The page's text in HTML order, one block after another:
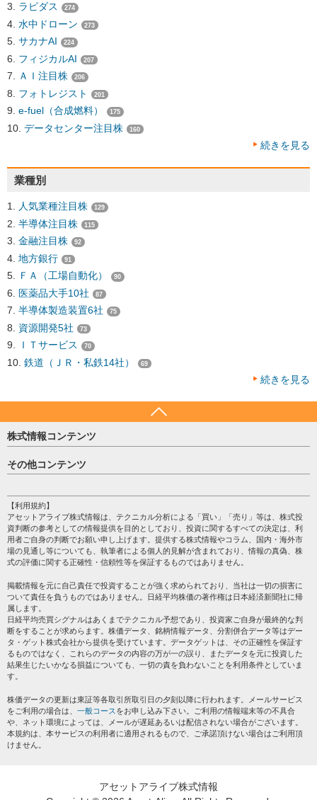
ラピダス 274
水中ドローン 273
サカナAI 224
フィジカルAI 207
ＡＩ注目株 206
フォトレジスト 201
e-fuel（合成燃料） 175
データセンター注目株 160
続きを見る
業種別
人気業種注目株 129
半導体注目株 115
金融注目株 92
地方銀行 91
ＦＡ（工場自動化） 90
医薬品大手10社 87
半導体製造装置6社 75
資源開発5社 73
ＩＴサービス 70
鉄道（ＪＲ・私鉄14社） 69
続きを見る
株式情報コンテンツ
日経平均
売買シグナル
株テーマ情報
海外市況
投資カレンダー
格付け情報
その他コンテンツ
個人情報保護方針
プライバシーポリシー
会社案内
サイトマップ
過去データ
【利用規約】
アセットアライブ株式情報は、テクニカル分析による「買い」「売り」等は、株式投
資判断の参考としての情報提供を目的としており、投資に関するすべての決定は、利
用者ご自身の判断でお願い申し上げます。提供する株式情報やコラム、国内・海外市
場の見通し等についても、執筆者による個人的見解が含まれており、情報の真偽、株
式の評価に関する正確性・信頼性等を保証するものではありません。
掲載情報を元に自己責任で投資することが強く求められており、当社は一切の損害に
ついて責任を負うものではありません。日経平均株価の著作権は日本経済新聞社に帰
属します。
日経平均売買シグナルはあくまでテクニカル予想であり、投資家ご自身が最終的な判
断をすることが求めらます。株価データ、銘柄情報データ、分割併合データ等はデー
タ・ゲット株式会社から提供を受けています。データゲットは、その正確性を保証す
るものではなく、これらのデータの内容の万が一の誤り、またデータを元に投資した
結果生じたいかなる損益についても、一切の責を負わないことを利用条件としていま
す。
株価データの更新は東証等各取引所取引日の夕刻以降に行われます。メールサービス
をご利用の場合は、 一般コース をお申し込み下さい。ご利用の情報端末等の不具合
や、ネット環境によっては、メールが遅延あるいは配信されない場合がございます。
本規約は、本サービスの利用者に適用されるもので、ご承諾頂けない場合はご利用頂
けません。
アセットアライブ株式情報